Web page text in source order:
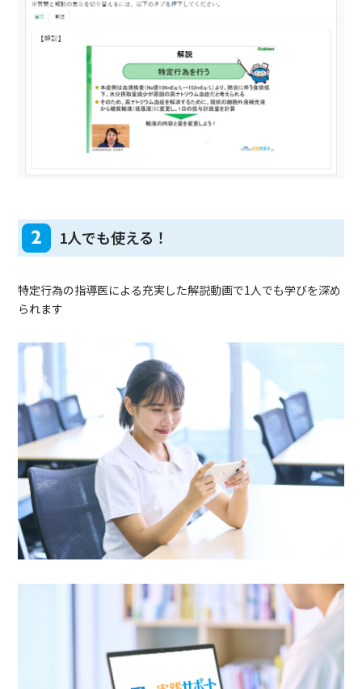
2 1人でも使える！
特定行為の指導医による充実した解説動画で1人でも学びを深め
られます